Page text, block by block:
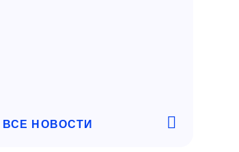
ВСЕ НОВОСТИ